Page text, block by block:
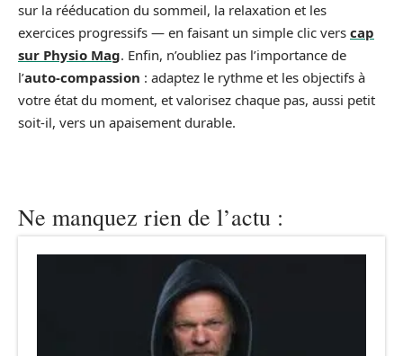
sur la rééducation du sommeil, la relaxation et les
exercices progressifs — en faisant un simple clic vers cap
sur Physio Mag. Enfin, n’oubliez pas l’importance de
l’auto-compassion : adaptez le rythme et les objectifs à
votre état du moment, et valorisez chaque pas, aussi petit
soit-il, vers un apaisement durable.
Ne manquez rien de l’actu :